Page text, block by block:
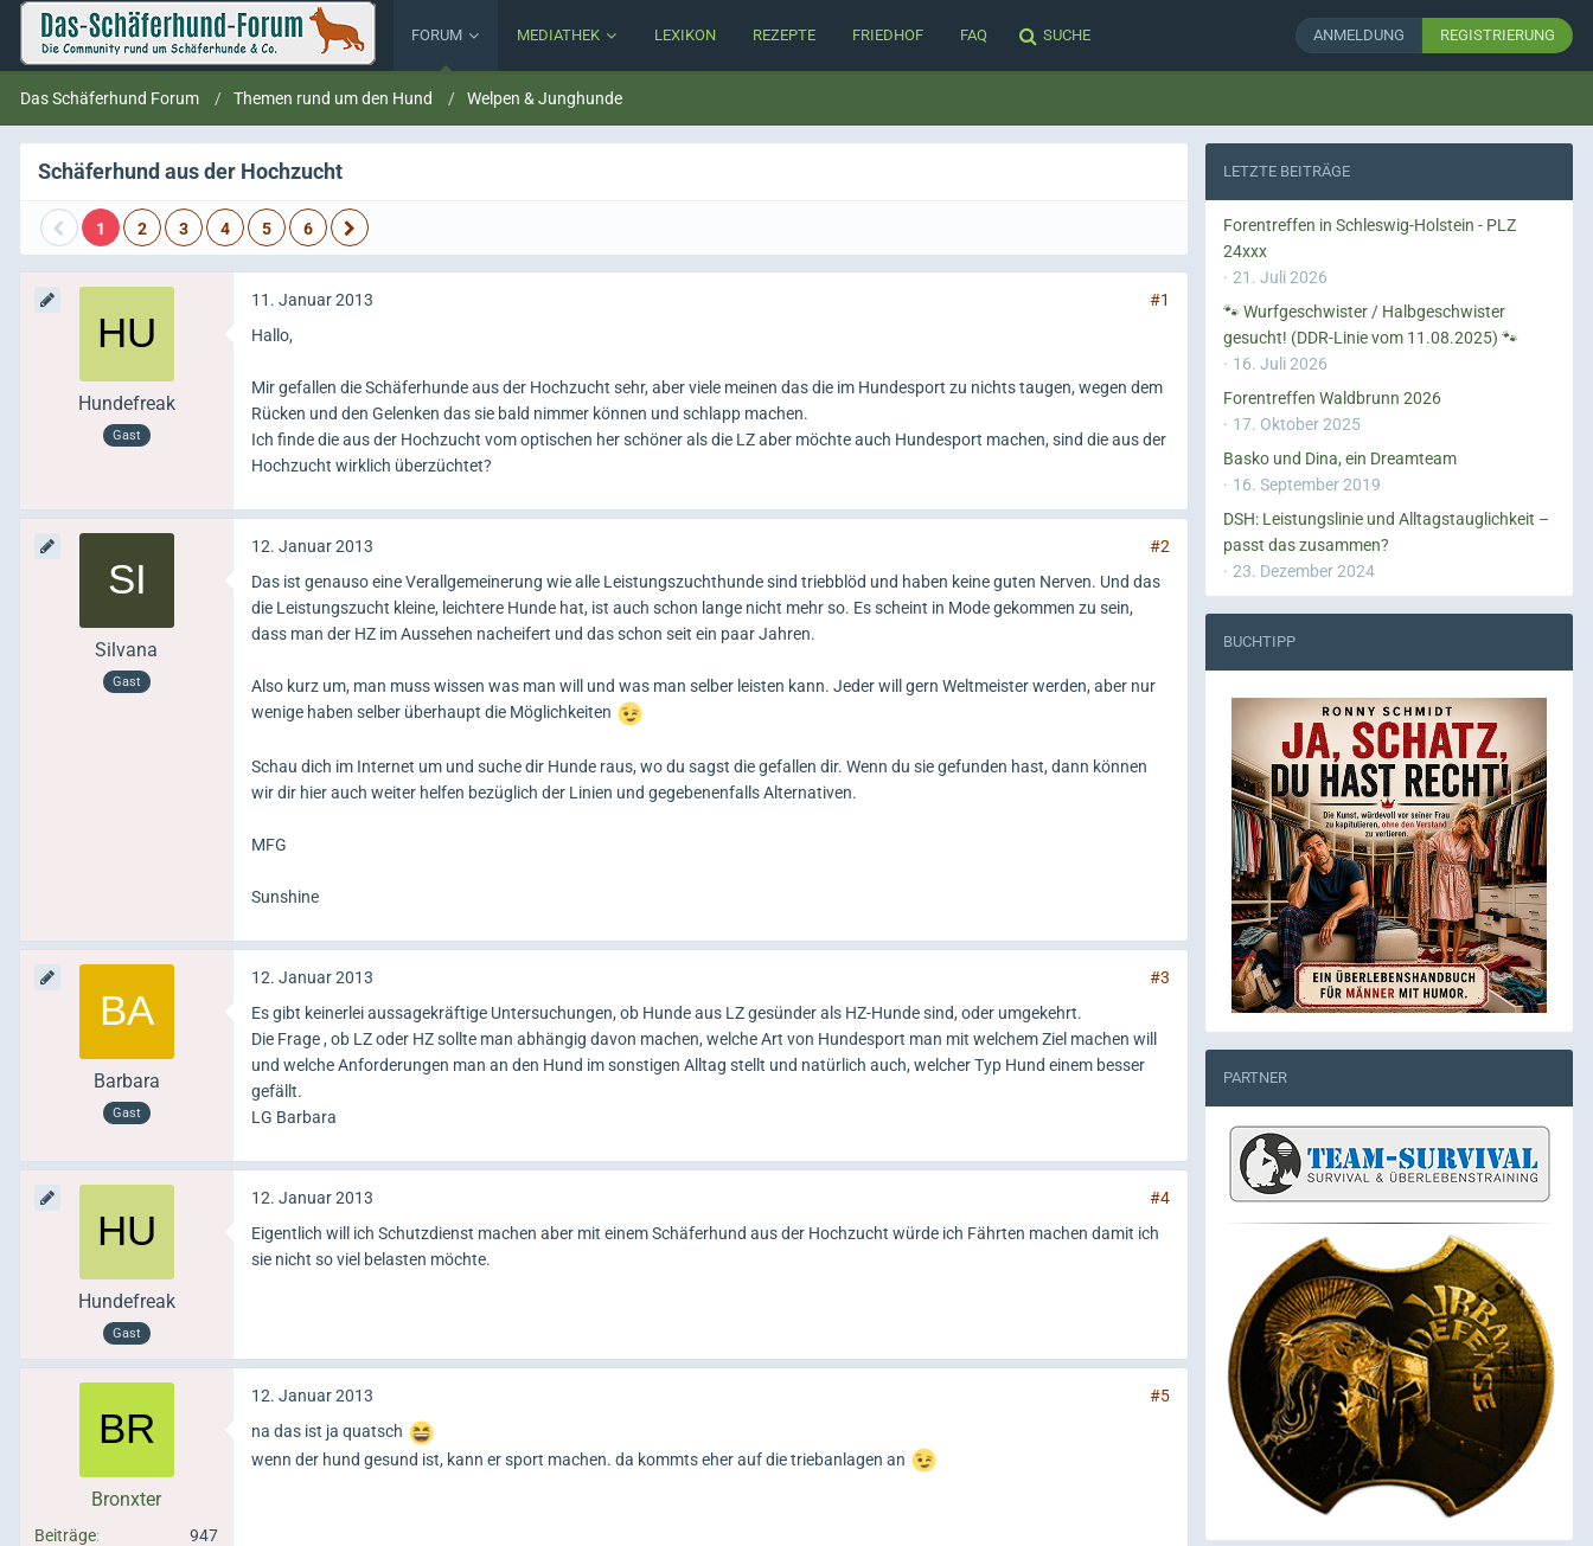
FORUM MEDIATHEK LEXIKON REZEPTE FRIEDHOF FAQ SUCHE ANMELDUNG REGISTRIERUNG
Das Schäferhund Forum Themen rund um den Hund Welpen & Junghunde
Schäferhund aus der Hochzucht
1 2 3 4 5 6
Hundefreak
Gast
11. Januar 2013
#1
Hallo,
Mir gefallen die Schäferhunde aus der Hochzucht sehr, aber viele meinen das die im Hundesport zu nichts taugen, wegen dem
Rücken und den Gelenken das sie bald nimmer können und schlapp machen.
Ich finde die aus der Hochzucht vom optischen her schöner als die LZ aber möchte auch Hundesport machen, sind die aus der
Hochzucht wirklich überzüchtet?
Silvana
Gast
12. Januar 2013
#2
Das ist genauso eine Verallgemeinerung wie alle Leistungszuchthunde sind triebblöd und haben keine guten Nerven. Und das
die Leistungszucht kleine, leichtere Hunde hat, ist auch schon lange nicht mehr so. Es scheint in Mode gekommen zu sein,
dass man der HZ im Aussehen nacheifert und das schon seit ein paar Jahren.
Also kurz um, man muss wissen was man will und was man selber leisten kann. Jeder will gern Weltmeister werden, aber nur
wenige haben selber überhaupt die Möglichkeiten
Schau dich im Internet um und suche dir Hunde raus, wo du sagst die gefallen dir. Wenn du sie gefunden hast, dann können
wir dir hier auch weiter helfen bezüglich der Linien und gegebenenfalls Alternativen.
MFG
Sunshine
Barbara
Gast
12. Januar 2013
#3
Es gibt keinerlei aussagekräftige Untersuchungen, ob Hunde aus LZ gesünder als HZ-Hunde sind, oder umgekehrt.
Die Frage , ob LZ oder HZ sollte man abhängig davon machen, welche Art von Hundesport man mit welchem Ziel machen will
und welche Anforderungen man an den Hund im sonstigen Alltag stellt und natürlich auch, welcher Typ Hund einem besser
gefällt.
LG Barbara
Hundefreak
Gast
12. Januar 2013
#4
Eigentlich will ich Schutzdienst machen aber mit einem Schäferhund aus der Hochzucht würde ich Fährten machen damit ich
sie nicht so viel belasten möchte.
Bronxter
Beiträge 947
12. Januar 2013
#5
na das ist ja quatsch
wenn der hund gesund ist, kann er sport machen. da kommts eher auf die triebanlagen an
LETZTE BEITRÄGE
Forentreffen in Schleswig-Holstein - PLZ
24xxx
21. Juli 2026
🐾 Wurfgeschwister / Halbgeschwister
gesucht! (DDR-Linie vom 11.08.2025) 🐾
16. Juli 2026
Forentreffen Waldbrunn 2026
17. Oktober 2025
Basko und Dina, ein Dreamteam
16. September 2019
DSH: Leistungslinie und Alltagstauglichkeit –
passt das zusammen?
23. Dezember 2024
BUCHTIPP
PARTNER